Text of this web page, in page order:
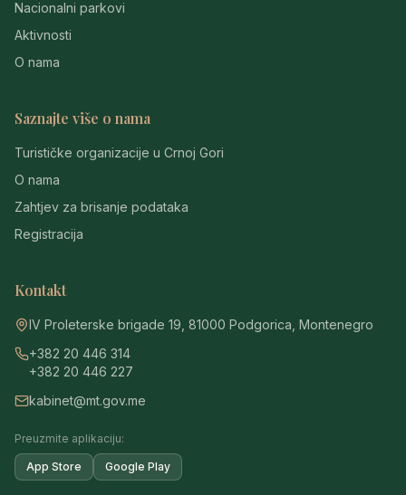
Nacionalni parkovi
Aktivnosti
O nama
Saznajte više o nama
Turističke organizacije u Crnoj Gori
O nama
Zahtjev za brisanje podataka
Registracija
Kontakt
IV Proleterske brigade 19, 81000 Podgorica, Montenegro
+382 20 446 314
+382 20 446 227
kabinet@mt.gov.me
Preuzmite aplikaciju:
App Store Google Play